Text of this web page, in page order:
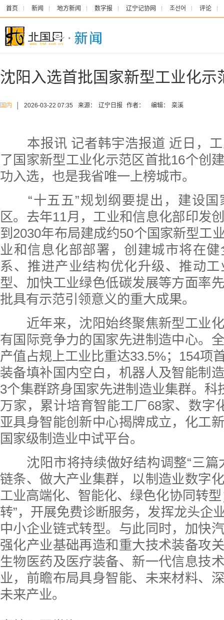
首页 新闻 地方新闻 数字报 辽宁记协网 조선어 评论
沈阳入选首批国家新型工业化示
国内 2026-03-22 07:35 来源： 辽宁日报 作者： 编辑： 栾溪
本报讯 记者韩宇浩报道 近日，工
了国家新型工业化示范区首批16个创
功入选，也是我省唯一上榜城市。
“十五五”规划纲要提出，建设国
区。去年11月，工业和信息化部印发
到2030年布局建成约50个国家新型工
业和信息化部部署，创建城市将在
系、推进产业结构优化升级、推动
型、加快工业绿色低碳发展等方面率
批具有示范引领意义的重大成果。
近年来，沈阳始终聚焦新型工业化
有国际竞争力的国家先进制造中心。
产值占规上工业比重达33.5%；154项
装备填补国内空白，机器人及智能制
3个集群跻身国家先进制造业集群。科
万家，累计培育智能工厂68家、数字
亚具身智能创新中心揭牌成立，化工
国家级制造业中试平台。
沈阳市将持续做好结构调整“三篇
链条、做大产业集群，以制造业数字
工业高端化、智能化、绿色化协同转
转”，开展免费诊断服务，发挥龙头企
中小企业链式转型。与此同时，加快
强化产业基础再造和重大技术装备攻
生物医药及医疗装备、新一代信息技
业，前瞻布局具身智能、未来材料、
未来产业。